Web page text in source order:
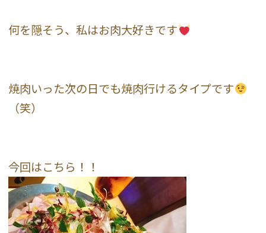
何を隠そう、私はお肉大好きです
焼肉いった次の日でも焼肉行けるタイプです
（笑）
今回はこちら！！